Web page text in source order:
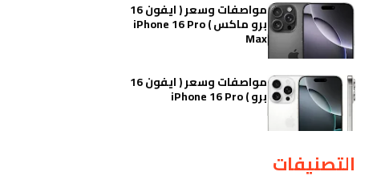
مواصفات وسعر ( ايفون 16
برو ماكس ) iPhone 16 Pro
Max
مواصفات وسعر ( ايفون 16
برو ) iPhone 16 Pro
التصنيفات